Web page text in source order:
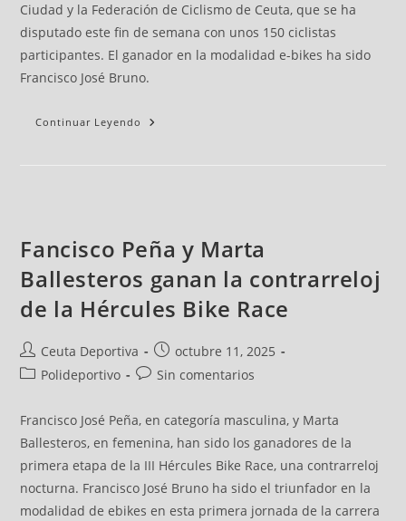
Ciudad y la Federación de Ciclismo de Ceuta, que se ha
disputado este fin de semana con unos 150 ciclistas
participantes. El ganador en la modalidad e-bikes ha sido
Francisco José Bruno.
Continuar Leyendo
Fancisco Peña y Marta
Ballesteros ganan la contrarreloj
de la Hércules Bike Race
Ceuta Deportiva
octubre 11, 2025
Polideportivo
Sin comentarios
Francisco José Peña, en categoría masculina, y Marta
Ballesteros, en femenina, han sido los ganadores de la
primera etapa de la III Hércules Bike Race, una contrarreloj
nocturna. Francisco José Bruno ha sido el triunfador en la
modalidad de ebikes en esta primera jornada de la carrera